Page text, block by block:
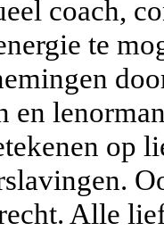
coach,
te
en
op
Alle